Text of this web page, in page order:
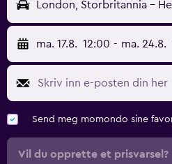
London, Storbritannia -
ma. 17.8. 12:00 - ma. 24.8.
Send meg momondo sine
Vil du opprette et prisvarsel?